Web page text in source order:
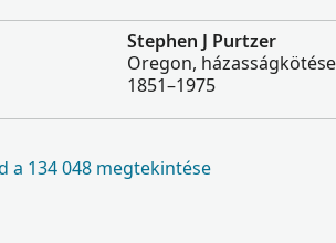
Stephen J Purtzer
Oregon,
1851–1975
a 134 048 megtekintése